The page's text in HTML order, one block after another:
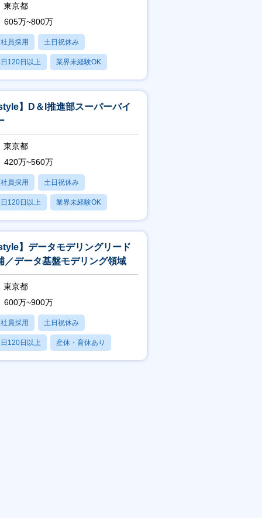
東京都
605万~800万
員採用 土日祝休み
120日以上 業界未経験OK
・育休あり
】D＆I推進部スーパーバイ
東京都
420万~560万
員採用 土日祝休み
120日以上 業界未経験OK
・育休あり
】データモデリングリード
／データ基盤モデリング領域
東京都
600万~900万
員採用 土日祝休み
120日以上 産休・育休あり
業20時間以内